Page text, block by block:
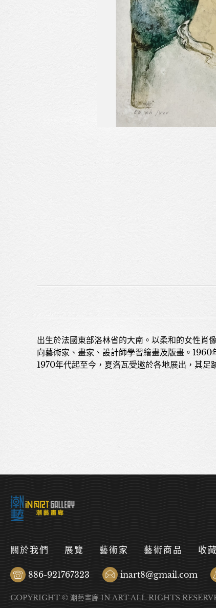
出生於法國東部洛林省的大南。以柔和的女性肖
向藝術家、畫家、設計師學習繪畫及版畫。
1970年代起至今，夏洛瓦受邀於各地展出，其
關於我們 展覽 藝術家 藝術商品 收
886-921767323 inart8@gmail.com
COPYRIGHT © 潮藝畫廊 IN ART ALL RIGHTS